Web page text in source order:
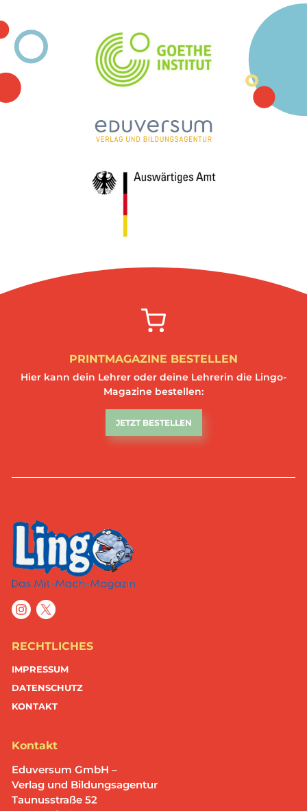
PRINTMAGAZINE BESTELLEN
Hier kann dein Lehrer oder deine Lehrerin die Lingo-
Magazine bestellen:
JETZT BESTELLEN
RECHTLICHES
IMPRESSUM
DATENSCHUTZ
KONTAKT
Kontakt
Eduversum GmbH –
Verlag und Bildungsagentur
Taunusstraße 52